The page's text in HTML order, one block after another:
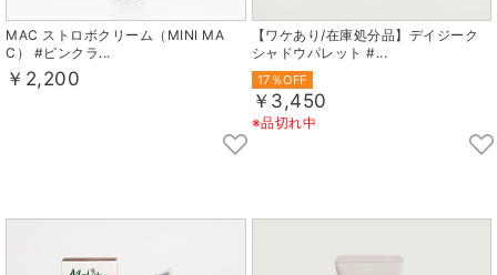
MAC ストロボクリーム（MINI MA
C） #ピンクラ...
￥2,200
【ワケあり/在庫処分品】デイジーク
シャドウパレット #...
17％OFF
￥3,450
※品切れ中